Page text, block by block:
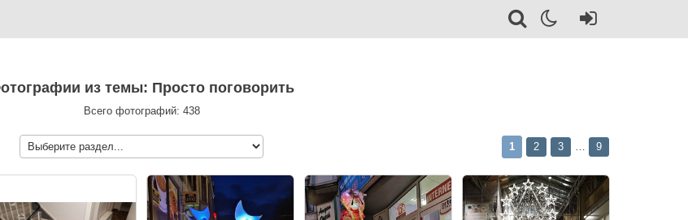
Фотографии из темы: Просто поговорить
Всего фотографий: 438
1 2 3 … 9